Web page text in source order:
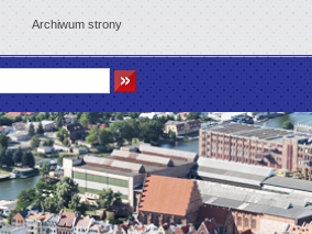
Archiwum strony